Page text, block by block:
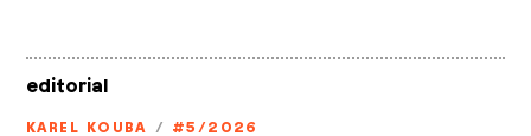
editorial
KAREL KOUBA / #5/2026